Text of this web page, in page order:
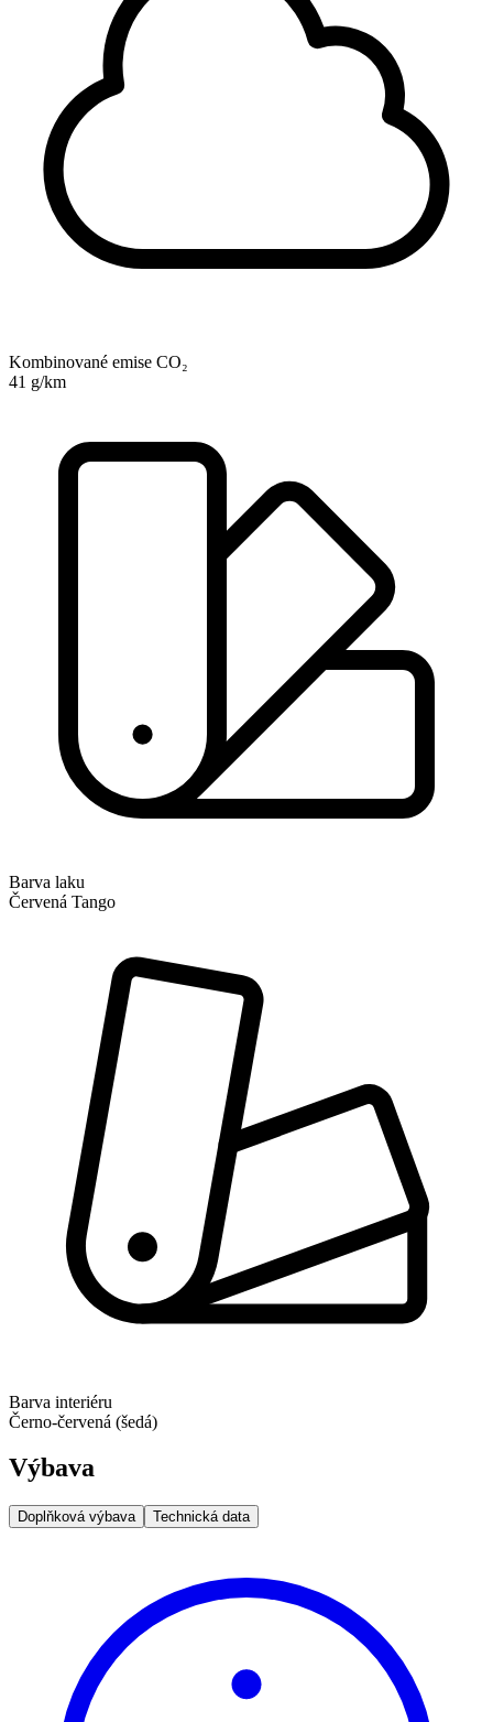
Kombinované emise CO₂
41 g/km
Barva laku
Červená Tango
Barva interiéru
Černo-červená (šedá)
Výbava
Doplňková výbava Technická data